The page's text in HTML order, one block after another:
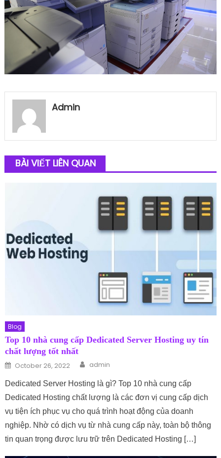
Admin
BÀI VIẾT LIÊN QUAN
Blog
Top 10 nhà cung cấp Dedicated Server Hosting uy tín
chất lượng tốt nhất
Posted on
October 26, 2022 Author
admin
Dedicated Server Hosting là gì? Top 10 nhà cung cấp
Dedicated Hosting chất lượng là các đơn vị cung cấp dịch
vụ tiện ích phục vụ cho quá trình hoạt động của doanh
nghiệp. Nhờ có dịch vụ từ nhà cung cấp này, toàn bộ thông
tin quan trọng được lưu trữ trên Dedicated Hosting […]